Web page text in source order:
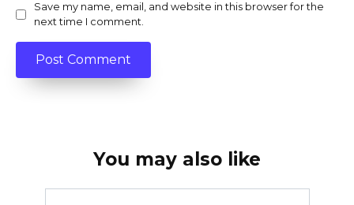
Save my name, email, and website in this browser for the
next time I comment.
You may also like